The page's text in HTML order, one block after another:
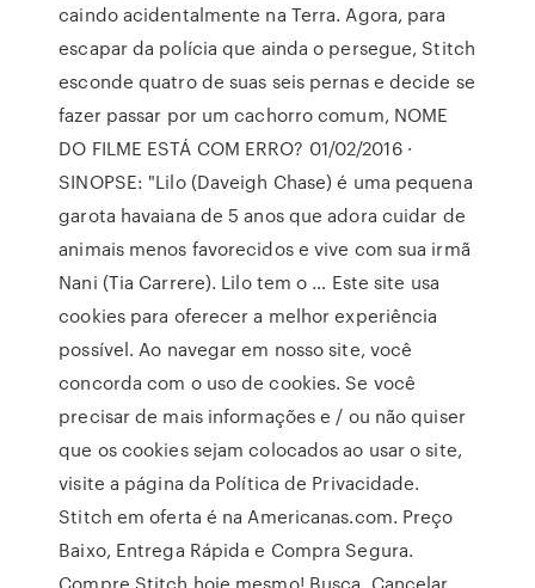
caindo acidentalmente na Terra. Agora, para
escapar da polícia que ainda o persegue, Stitch
esconde quatro de suas seis pernas e decide se
fazer passar por um cachorro comum, NOME
DO FILME ESTÁ COM ERRO? 01/02/2016 ·
SINOPSE: "Lilo (Daveigh Chase) é uma pequena
garota havaiana de 5 anos que adora cuidar de
animais menos favorecidos e vive com sua irmã
Nani (Tia Carrere). Lilo tem o … Este site usa
cookies para oferecer a melhor experiência
possível. Ao navegar em nosso site, você
concorda com o uso de cookies. Se você
precisar de mais informações e / ou não quiser
que os cookies sejam colocados ao usar o site,
visite a página da Política de Privacidade.
Stitch em oferta é na Americanas.com. Preço
Baixo, Entrega Rápida e Compra Segura.
Compre Stitch hoje mesmo! Busca. Cancelar.